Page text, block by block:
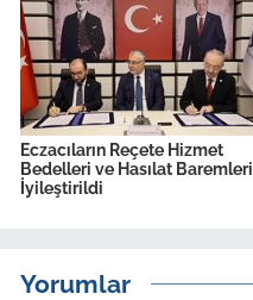
Eczacıların Reçete Hizmet
Bedelleri ve Hasılat Baremleri
İyileştirildi
Yorumlar